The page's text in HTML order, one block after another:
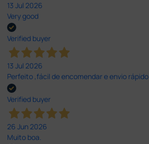
13 Jul 2026
Very good
Verified buyer
13 Jul 2026
Perfeito ,fácil de encomendar e envio rápido
Verified buyer
26 Jun 2026
Muito boa.